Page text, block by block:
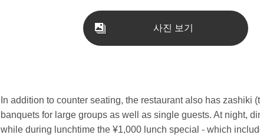
사진 보기
In addition to counter seating, the restaurant also has
banquets for large groups as well as single guests. At night,
while during lunchtime the ¥1,000 lunch special - which